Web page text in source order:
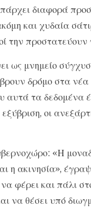
διαφορά
και χυδαία
προστατεύουν
μνημείο
δρόμο στα νέα
αυτά τα δεδομένα
οι
«Η
η ακινησία»,
φέρει και πάλι
να θέσει υπό